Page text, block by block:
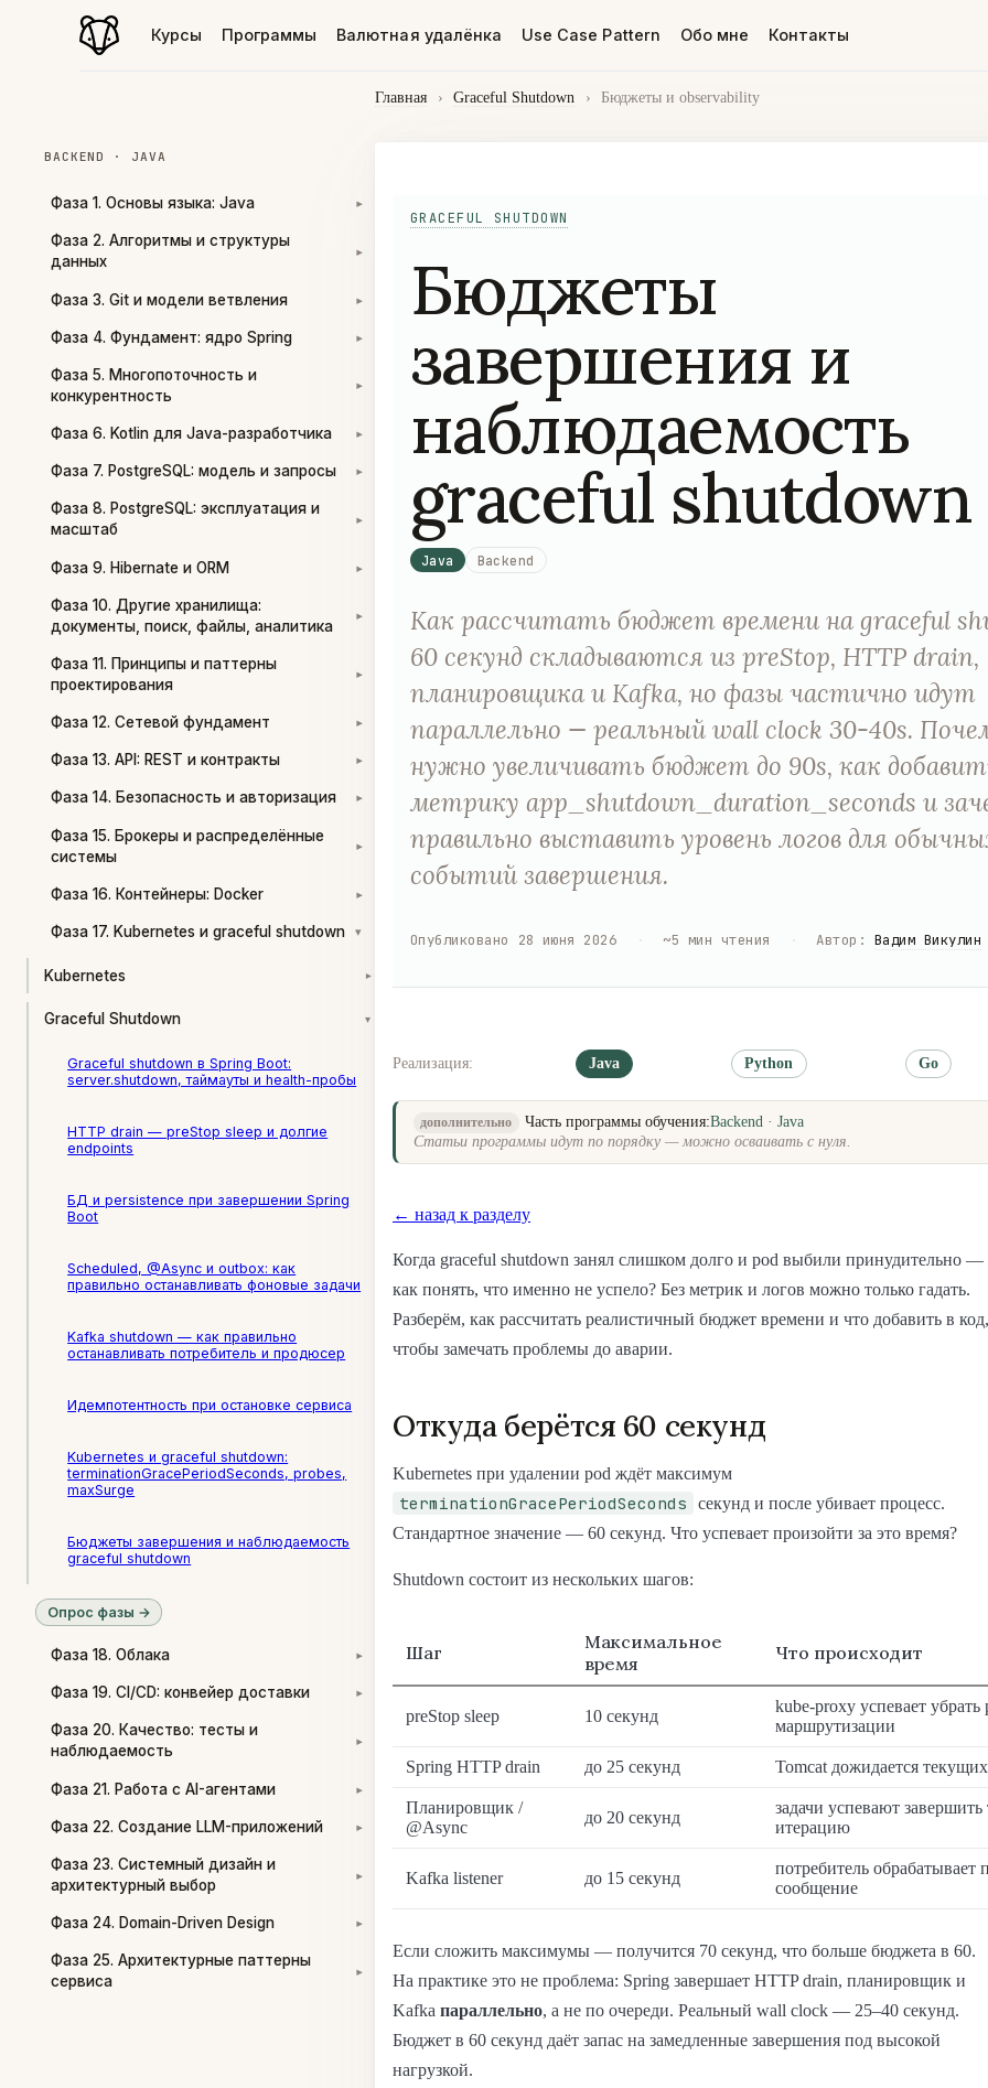
Курсы Программы Валютная удалёнка Use Case Pattern Обо мне Контакты
BACKEND · JAVA
Фаза 1. Основы языка: Java ▾
Фаза 2. Алгоритмы и структуры
данных
▾
Фаза 3. Git и модели ветвления ▾
Фаза 4. Фундамент: ядро Spring ▾
Фаза 5. Многопоточность и
конкурентность
▾
Фаза 6. Kotlin для Java-разработчика ▾
Фаза 7. PostgreSQL: модель и запросы ▾
Фаза 8. PostgreSQL: эксплуатация и
масштаб
▾
Фаза 9. Hibernate и ORM ▾
Фаза 10. Другие хранилища:
документы, поиск, файлы, аналитика
▾
Фаза 11. Принципы и паттерны
проектирования
▾
Фаза 12. Сетевой фундамент ▾
Фаза 13. API: REST и контракты ▾
Фаза 14. Безопасность и авторизация ▾
Фаза 15. Брокеры и распределённые
системы
▾
Фаза 16. Контейнеры: Docker ▾
Фаза 17. Kubernetes и graceful shutdown ▾
Kubernetes ▾
Graceful Shutdown ▾
Graceful shutdown в Spring Boot:
server.shutdown, таймауты и health-пробы
HTTP drain — preStop sleep и долгие
endpoints
БД и persistence при завершении Spring
Boot
Scheduled, @Async и outbox: как
правильно останавливать фоновые задачи
Kafka shutdown — как правильно
останавливать потребитель и продюсер
Идемпотентность при остановке сервиса
Kubernetes и graceful shutdown:
terminationGracePeriodSeconds, probes,
maxSurge
Бюджеты завершения и наблюдаемость
graceful shutdown
Опрос фазы →
Фаза 18. Облака ▾
Фаза 19. CI/CD: конвейер доставки ▾
Фаза 20. Качество: тесты и
наблюдаемость
▾
Фаза 21. Работа с AI-агентами ▾
Фаза 22. Создание LLM-приложений ▾
Фаза 23. Системный дизайн и
архитектурный выбор
▾
Фаза 24. Domain-Driven Design ▾
Фаза 25. Архитектурные паттерны
сервиса
▾
Главная › Graceful Shutdown › Бюджеты и observability
GRACEFUL SHUTDOWN
Бюджеты
завершения и
наблюдаемость
graceful shutdown
Java Backend
Как рассчитать бюджет времени на graceful
60 секунд складываются из preStop, HTTP drain,
планировщика и Kafka, но фазы частично идут
параллельно — реальный wall clock 30-40s.
нужно увеличивать бюджет до 90s, как
метрику app_shutdown_duration_seconds и
правильно выставить уровень логов для
событий завершения.
Опубликовано 28 июня 2026 ~5 мин чтения Автор : Вадим Викулин
Реализация: Java Python Go
дополнительно Часть программы обучения:Backend · Java
Статьи программы идут по порядку — можно осваивать с нуля.
← назад к разделу
Когда graceful shutdown занял слишком долго и pod выбили принудительно —
как понять, что именно не успело? Без метрик и логов можно только гадать.
Разберём, как рассчитать реалистичный бюджет времени и что добавить в код,
чтобы замечать проблемы до аварии.
Откуда берётся 60 секунд
Kubernetes при удалении pod ждёт максимум
terminationGracePeriodSeconds
секунд и после убивает процесс.
Стандартное значение — 60 секунд. Что успевает произойти за это время?
Shutdown состоит из нескольких шагов:
Шаг
Максимальное
время
Что происходит
preStop sleep 10 секунд
kube-proxy успевает убрать
маршрутизации
Spring HTTP drain до 25 секунд Tomcat дожидается
Планировщик /
@Async
до 20 секунд
задачи успевают
итерацию
Kafka listener до 15 секунд
потребитель обрабатывает
сообщение
Если сложить максимумы — получится 70 секунд, что больше бюджета в 60.
На практике это не проблема: Spring завершает HTTP drain, планировщик и
Kafka параллельно, а не по очереди. Реальный wall clock — 25–40 секунд.
Бюджет в 60 секунд даёт запас на замедленные завершения под высокой
нагрузкой.